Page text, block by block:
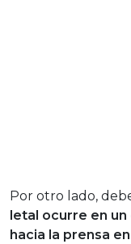
Por otro lado,
letal ocurre en
hacia la prensa